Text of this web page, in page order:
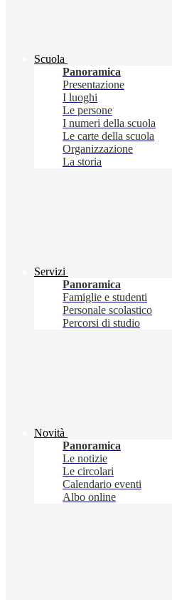
Scuola
Panoramica
Presentazione
I luoghi
Le persone
I numeri della scuola
Le carte della scuola
Organizzazione
La storia
Servizi
Panoramica
Famiglie e studenti
Personale scolastico
Percorsi di studio
Novità
Panoramica
Le notizie
Le circolari
Calendario eventi
Albo online